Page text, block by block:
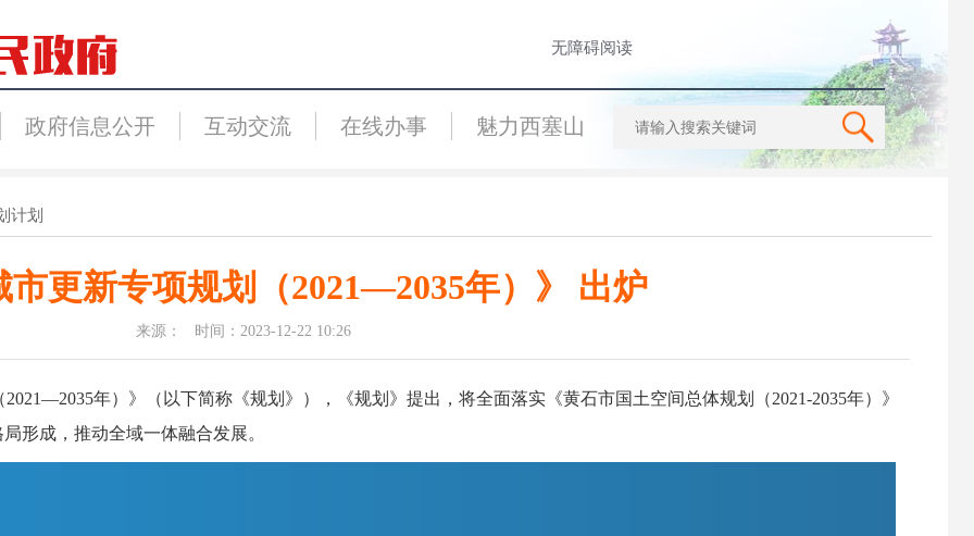
无障碍阅读
政府信息公开 互动交流 在线办事 魅力西塞山
计划
市更新专项规划（2021—2035年）》 出炉
来源： 时间：2023-12-22 10:26
年）》（以下简称《规划》），《规划》提出，将全面落实《黄石市国土空间总体规划（2021-2035年）》
形成，推动全域一体融合发展。